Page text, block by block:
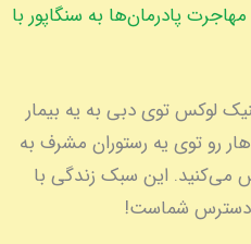
مهاجرت پادرمان‌ها به سنگاپور با
لوکس توی دبی به یه بیمار
رو توی یه رستوران مشرف به
می‌کنید. این سبک زندگی با